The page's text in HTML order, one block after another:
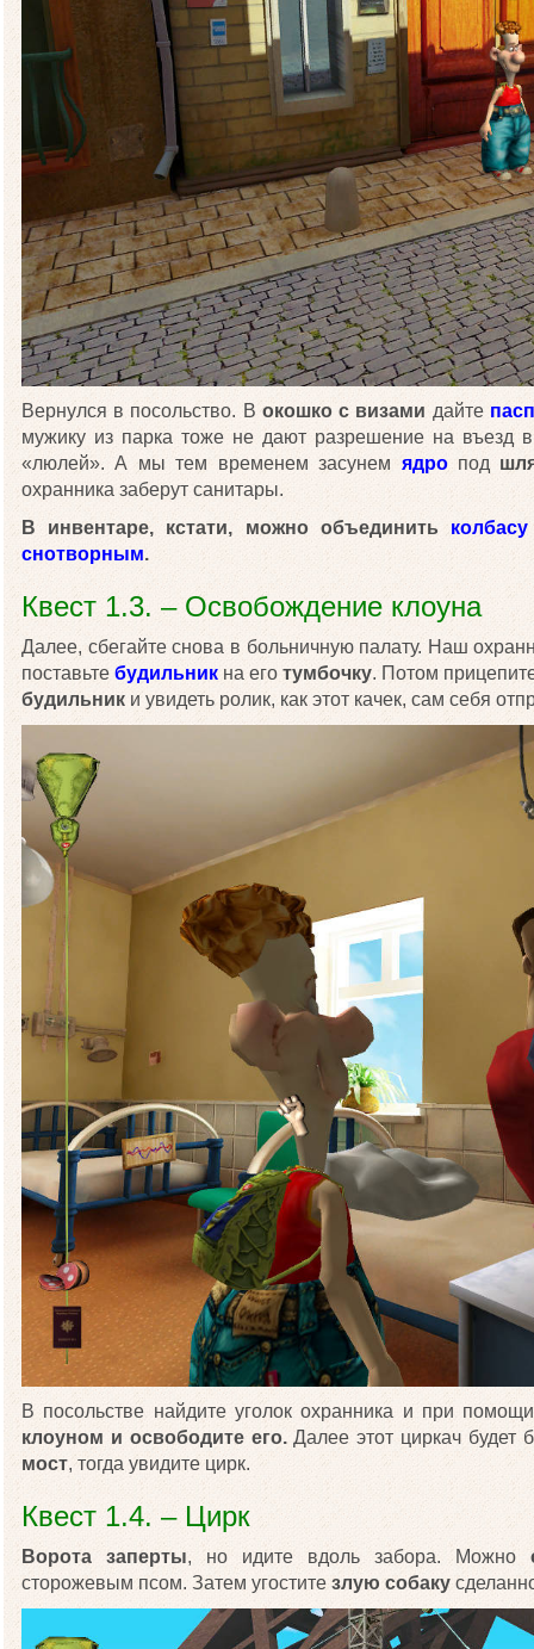
Вернулся в посольство. В окошко с визами дайте
мужику из парка тоже не дают разрешение на
«люлей». А мы тем временем засунем ядропод
охранника заберут санитары.
В инвентаре, кстати, можно объединитьколбасу
снотворным.
Квест 1.3. – Освобождение клоуна
Далее, сбегайте снова в больничную палату. Наш
поставьте будильник на его тумбочку. Потом
будильник и увидеть ролик, как этот качек, сам себя
В посольстве найдите уголок охранника и при
клоуном и освободите его.Далее этот циркач будет
мост, тогда увидите цирк.
Квест 1.4. – Цирк
Ворота заперты, но идите вдоль забора. Можно
сторожевым псом. Затем угостите злую собаку